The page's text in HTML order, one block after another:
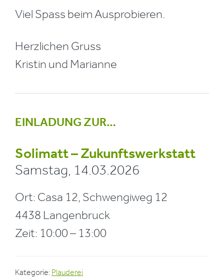
Viel Spass beim Ausprobieren.
Herzlichen Gruss
Kristin und Marianne
EINLADUNG ZUR…
Solimatt – Zukunftswerkstatt
Samstag, 14.03.2026
Ort: Casa 12, Schwengiweg 12
4438 Langenbruck
Zeit: 10:00 – 13:00
Kategorie: Plauderei